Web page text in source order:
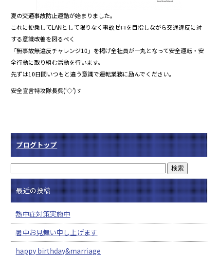
夏の交通事故防止運動が始まりました。
これに便乗してLANとして限りなく事故ゼロを目指しながら交通違反に対
する意識改善を図るべく
「無事故無違反チャレンジ10」を掲げ全社員が一丸となって安全運転・安
全行動に取り組む活動を行います。
先ずは10日間いつもと違う意識で運転業務に励んでください。
安全宣言特攻隊長呉(‘◇’)ゞ
ブログトップ
最近の投稿
熱中症対策実施中
暑中お見舞い申し上げます
happy birthday&marriage